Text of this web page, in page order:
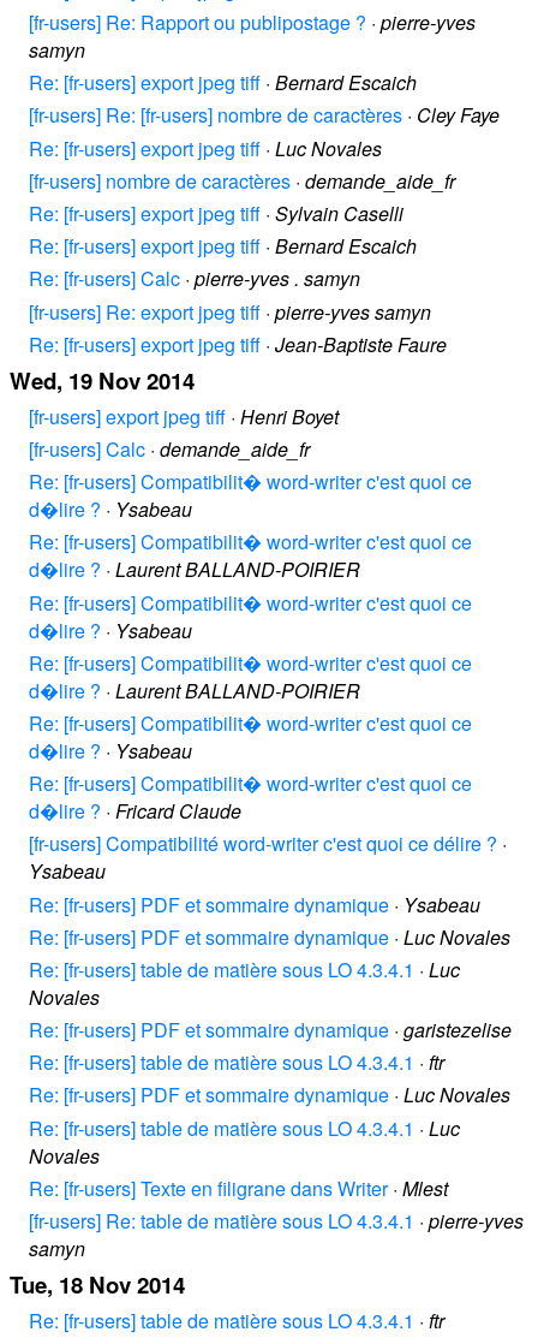
[fr-users] Re: Rapport ou publipostage ? · pierre-yves
samyn
Re: [fr-users] export jpeg tiff · Bernard Escaich
[fr-users] Re: [fr-users] nombre de caractères · Cley Faye
Re: [fr-users] export jpeg tiff · Luc Novales
[fr-users] nombre de caractères · demande_aide_fr
Re: [fr-users] export jpeg tiff · Sylvain Caselli
Re: [fr-users] export jpeg tiff · Bernard Escaich
Re: [fr-users] Calc · pierre-yves . samyn
[fr-users] Re: export jpeg tiff · pierre-yves samyn
Re: [fr-users] export jpeg tiff · Jean-Baptiste Faure
Wed, 19 Nov 2014
[fr-users] export jpeg tiff · Henri Boyet
[fr-users] Calc · demande_aide_fr
Re: [fr-users] Compatibilit� word-writer c'est quoi ce
d�lire ? · Ysabeau
Re: [fr-users] Compatibilit� word-writer c'est quoi ce
d�lire ? · Laurent BALLAND-POIRIER
Re: [fr-users] Compatibilit� word-writer c'est quoi ce
d�lire ? · Ysabeau
Re: [fr-users] Compatibilit� word-writer c'est quoi ce
d�lire ? · Laurent BALLAND-POIRIER
Re: [fr-users] Compatibilit� word-writer c'est quoi ce
d�lire ? · Ysabeau
Re: [fr-users] Compatibilit� word-writer c'est quoi ce
d�lire ? · Fricard Claude
[fr-users] Compatibilité word-writer c'est quoi ce délire ? ·
Ysabeau
Re: [fr-users] PDF et sommaire dynamique · Ysabeau
Re: [fr-users] PDF et sommaire dynamique · Luc Novales
Re: [fr-users] table de matière sous LO 4.3.4.1 · Luc
Novales
Re: [fr-users] PDF et sommaire dynamique · garistezelise
Re: [fr-users] table de matière sous LO 4.3.4.1 · ftr
Re: [fr-users] PDF et sommaire dynamique · Luc Novales
Re: [fr-users] table de matière sous LO 4.3.4.1 · Luc
Novales
Re: [fr-users] Texte en filigrane dans Writer· Mlest
[fr-users] Re: table de matière sous LO 4.3.4.1 · pierre-yves
samyn
Tue, 18 Nov 2014
Re: [fr-users] table de matière sous LO 4.3.4.1 · ftr